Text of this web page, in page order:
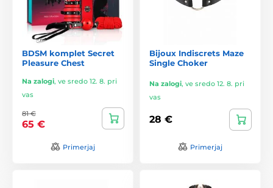
BDSM komplet Secret
Pleasure Chest
Na zalogi, ve sredo 12. 8. pri
vas
81 €
65 €
Primerjaj
Bijoux Indiscrets Maze
Single Choker
Na zalogi, ve sredo 12. 8. pri
vas
28 €
Primerjaj